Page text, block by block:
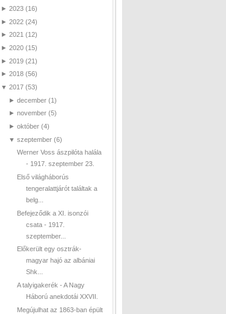
► 2023 (16)
► 2022 (24)
► 2021 (12)
► 2020 (15)
► 2019 (21)
► 2018 (56)
▼ 2017 (53)
► december (1)
► november (5)
► október (4)
▼ szeptember (6)
Werner Voss ászpilóta halála
- 1917. szeptember 23.
Első világháborús
tengeralattjárót találtak a
belg...
Befejeződik a XI. isonzói
csata - 1917.
szeptember...
Előkerült egy osztrák-
magyar hajó az albániai
Shk...
A talyigakerék - A Nagy
Háború anekdotái XXVII.
Megújulhat az 1863-ban épült